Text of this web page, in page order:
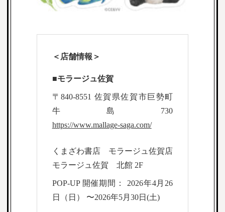
＜店舗情報＞
■モラージュ佐賀
〒840-8551 佐賀県佐賀市巨勢町
牛島730
https://www.mallage-saga.com/
くまざわ書店 モラージュ佐賀店
モラージュ佐賀 北館 2F
POP-UP 開催期間： 2026年4月26
日（日） 〜2026年5月30日(土)